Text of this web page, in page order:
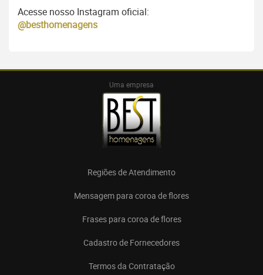
Acesse nosso Instagram oficial:
@besthomenagens
Uma empresa
Regiões de Atendimento
Mensagem para coroa de flores
Frases para coroa de flores
Cadastro de Fornecedores
Termos da Contratação